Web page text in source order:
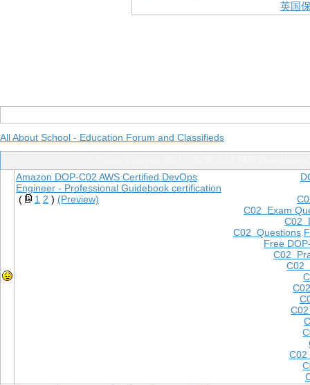
英国
All About School - Education Forum and Classifieds
C02 Exam
C02
C02 Questions
Free
C02
C02
C02
Amazon DOP-C02 AWS Certified DevOps
Engineer - Professional Guidebook certification
(
1 2 ) (Preview)